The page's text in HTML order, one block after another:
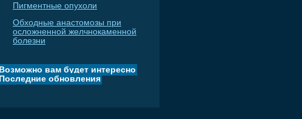
Пигментные опухоли
Обходные анастомозы при
осложненной желчнокаменной
болезни
Возможно вам будет интересно
Последние обновления